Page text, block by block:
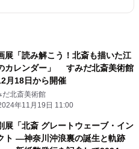
展「読み解こう！北斎も描いた江
カレンダー」 すみだ北斎美術館
月18日から開催
だ北斎美術館
年11月19日 11:00
展「北斎 グレートウェーブ・イン
の誕生と軌跡